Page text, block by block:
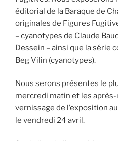
éditorial de la Baraque de
originales de Figures
– cyanotypes de Claude
Dessein – ainsi que la série
Beg Vilin (cyanotypes).
Nous serons présentes le
mercredi matin et les
vernissage de l’exposition
le vendredi 24 avril.